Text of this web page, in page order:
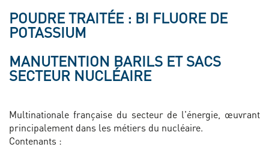
POUDRE TRAITÉE : BI FLUORE DE
POTASSIUM
MANUTENTION BARILS ET SACS
SECTEUR NUCLÉAIRE
Multinationale française du secteur de l'énergie, œuvrant
principalement dans les métiers du nucléaire.
Contenants :